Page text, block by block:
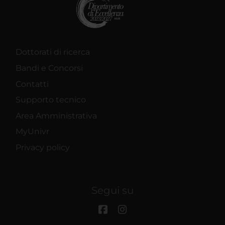
Dottorati di ricerca
Bandi e Concorsi
Contatti
Supporto tecnico
Area Amministrativa
MyUnivr
Privacy policy
Segui su